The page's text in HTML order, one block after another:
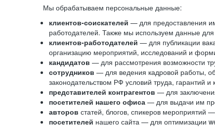
Мы обрабатываем персональные данные:
клиентов-соискателей — для предоставления
работодателей. Также мы используем данные
клиентов-работодателей — для публикации
организацию мероприятий, исследований и
кандидатов — для рассмотрения возможности
сотрудников — для ведения кадровой работы,
законодательством РФ условий труда, гарантий и
представителей контрагентов — для
посетителей нашего офиса — для выдачи им
авторов статей, блогов, спикеров мероприятий
посетителей нашего сайта — для оптимизации